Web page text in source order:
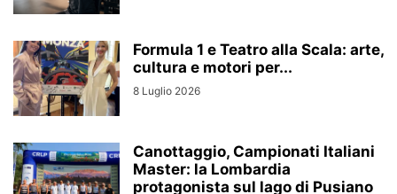
Formula 1 e Teatro alla Scala: arte,
cultura e motori per...
8 Luglio 2026
Canottaggio, Campionati Italiani
Master: la Lombardia
protagonista sul lago di Pusiano